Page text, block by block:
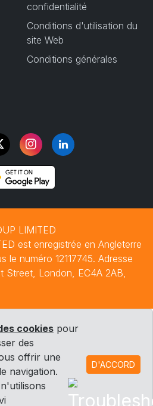
confidentialité
Conditions d'utilisation du
site Web
Conditions générales
LIMITED
est enregistrée en Angleterre
le numéro 12117745. Adresse
Street, London, EC4A 2AB,
cookies pour
des
offrir une
navigation.
D'ACCORD